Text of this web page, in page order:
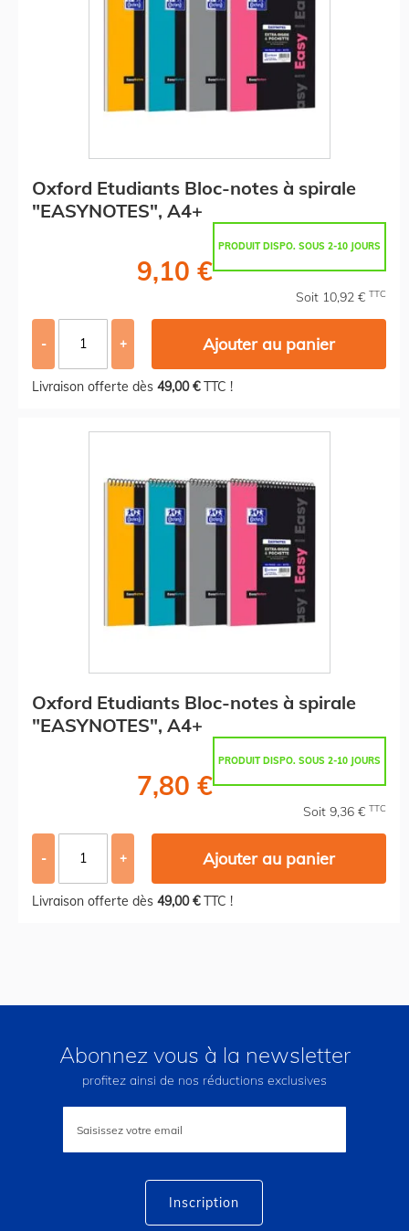
Oxford Etudiants Bloc-notes à spirale
"EASYNOTES", A4+
PRODUIT DISPO. SOUS 2-10 JOURS
9,10 €
Soit 10,92 € TTC
- + Ajouter au panier
Livraison offerte dès 49,00 €TTC !
Oxford Etudiants Bloc-notes à spirale
"EASYNOTES", A4+
PRODUIT DISPO. SOUS 2-10 JOURS
7,80 €
Soit 9,36 € TTC
- + Ajouter au panier
Livraison offerte dès 49,00 €TTC !
Abonnez vous à la newsletter
profitez ainsi de nos réductions exclusives
lettre
Inscription